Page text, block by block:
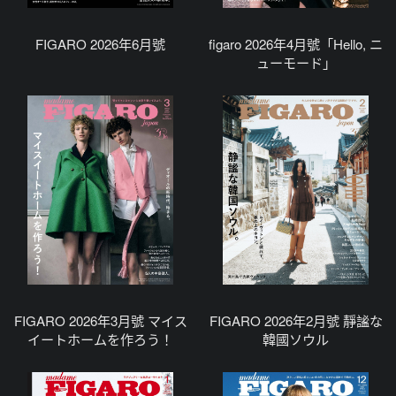
FIGARO 2026年6月號
figaro 2026年4月號「Hello, ニ
ューモード」
FIGARO 2026年3月號 マイス
イートホームを作ろう！
FIGARO 2026年2月號 靜謐な
韓國ソウル